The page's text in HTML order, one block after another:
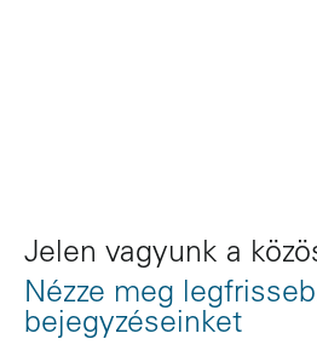
Jelen vagyunk a
Nézze meg
bejegyzéseinket